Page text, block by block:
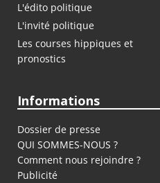
L'édito politique
L'invité politique
Les courses hippiques et
pronostics
Informations
Dossier de presse
QUI SOMMES-NOUS ?
Comment nous rejoindre ?
Publicité